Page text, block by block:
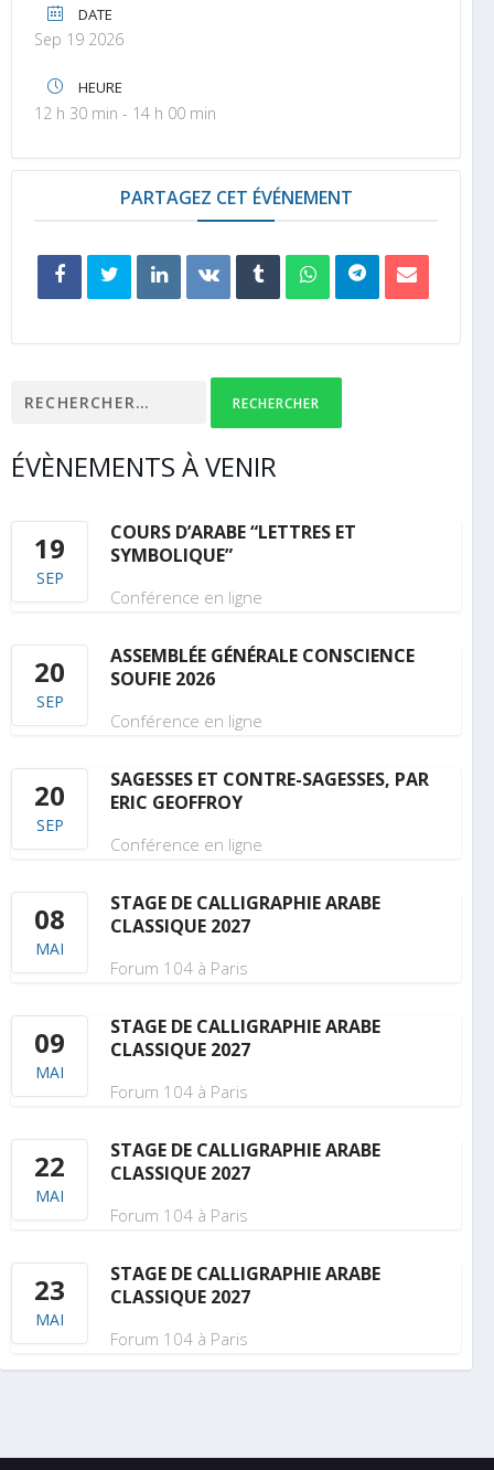
DATE
Sep 19 2026
HEURE
12 h 30 min - 14 h 00 min
PARTAGEZ CET ÉVÉNEMENT
ÉVÈNEMENTS À VENIR
19
SEP
COURS D’ARABE “LETTRES ET
SYMBOLIQUE”
Conférence en ligne
20
SEP
ASSEMBLÉE GÉNÉRALE CONSCIENCE
SOUFIE 2026
Conférence en ligne
20
SEP
SAGESSES ET CONTRE-SAGESSES, PAR
ERIC GEOFFROY
Conférence en ligne
08
MAI
STAGE DE CALLIGRAPHIE ARABE
CLASSIQUE 2027
Forum 104 à Paris
09
MAI
STAGE DE CALLIGRAPHIE ARABE
CLASSIQUE 2027
Forum 104 à Paris
22
MAI
STAGE DE CALLIGRAPHIE ARABE
CLASSIQUE 2027
Forum 104 à Paris
23
MAI
STAGE DE CALLIGRAPHIE ARABE
CLASSIQUE 2027
Forum 104 à Paris